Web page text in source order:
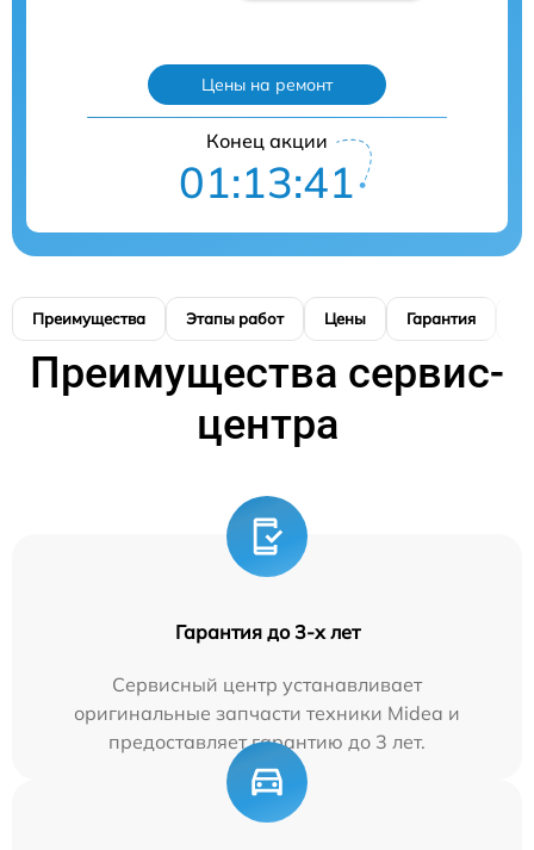
Цены на ремонт
Конец акции
01:13:40
Преимущества Этапы работ Цены Гарантия
Преимущества сервис-
центра
Гарантия до 3-х лет
Сервисный центр устанавливает
оригинальные запчасти техники Midea и
предоставляет гарантию до 3 лет.